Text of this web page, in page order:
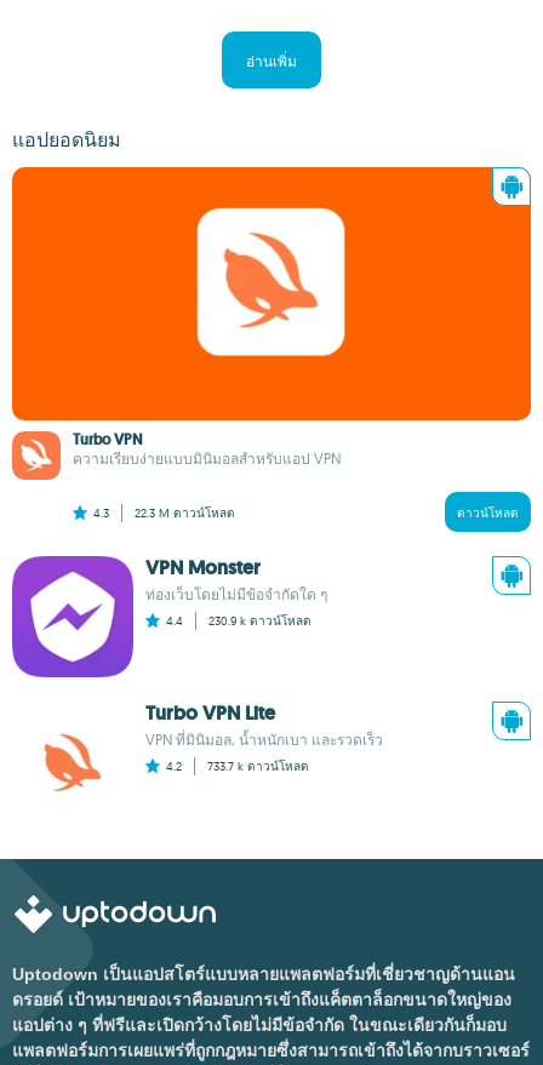
Customers are always our top priority. We take complete care of
your privacy and safeguard your online experience. We provide
smooth and memorable.
อ่านเพิ่ม
แอปยอดนิยม
Turbo VPN
ความเรียบง่ายแบบมินิมอลสำหรับแอป VPN
4.3 22.3 M ดาวน์โหลด ดาวน์โหลด
VPN Monster
ท่องเว็บโดยไม่มีข้อจำกัดใด ๆ
4.4 230.9 k ดาวน์โหลด
Turbo VPN Lite
VPN ที่มินิมอล, น้ำหนักเบา และรวดเร็ว
4.2 733.7 k ดาวน์โหลด
Uptodown เป็นแอปสโตร์แบบหลายแพลตฟอร์มที่เชี่ยวชาญด้านแอน
ดรอยด์ เป้าหมายของเราคือมอบการเข้าถึงแค็ตตาล็อกขนาดใหญ่ของ
แอปต่าง ๆ ที่ฟรีและเปิดกว้างโดยไม่มีข้อจำกัด ในขณะเดียวกันก็มอบ
แพลตฟอร์มการเผยแพร่ที่ถูกกฎหมายซึ่งสามารถเข้าถึงได้จากบราวเซอร์